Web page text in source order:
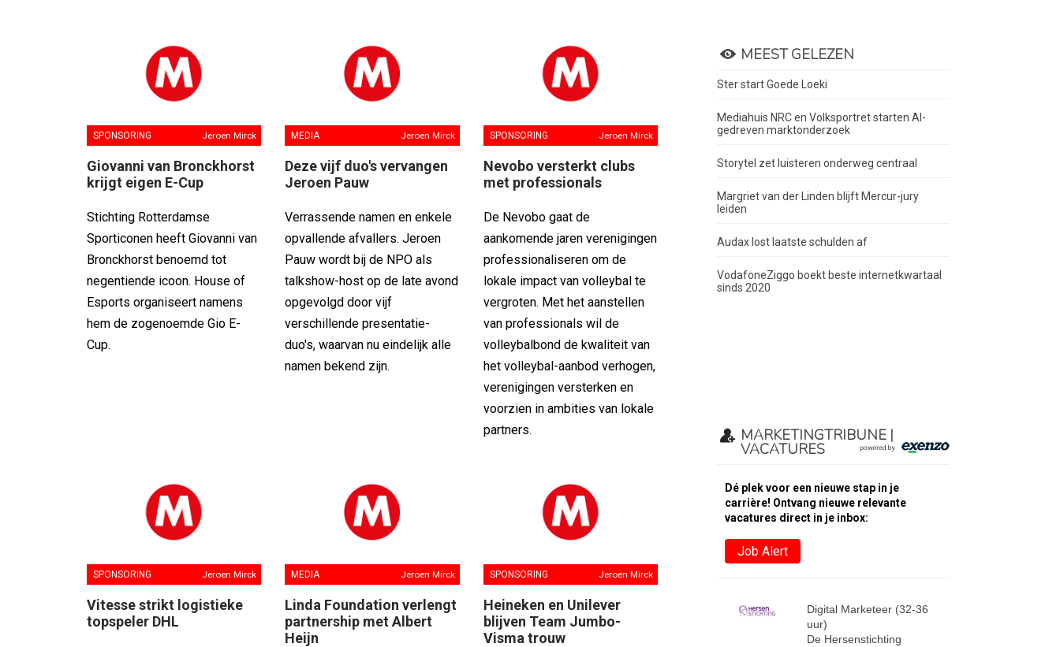
SPONSORING Jeroen Mirck
Giovanni van Bronckhorst
krijgt eigen E-Cup
Stichting Rotterdamse
Sporticonen heeft Giovanni van
Bronckhorst benoemd tot
negentiende icoon. House of
Esports organiseert namens
hem de zogenoemde Gio E-
Cup.
MEDIA Jeroen Mirck
Deze vijf duo's vervangen
Jeroen Pauw
Verrassende namen en enkele
opvallende afvallers. Jeroen
Pauw wordt bij de NPO als
talkshow-host op de late avond
opgevolgd door vijf
verschillende presentatie-
duo's, waarvan nu eindelijk alle
namen bekend zijn.
SPONSORING Jeroen Mirck
Nevobo versterkt clubs
met professionals
De Nevobo gaat de
aankomende jaren verenigingen
professionaliseren om de
lokale impact van volleybal te
vergroten. Met het aanstellen
van professionals wil de
volleybalbond de kwaliteit van
het volleybal-aanbod verhogen,
verenigingen versterken en
voorzien in ambities van lokale
partners.
SPONSORING Jeroen Mirck
Vitesse strikt logistieke
topspeler DHL
MEDIA Jeroen Mirck
Linda Foundation verlengt
partnership met Albert
Heijn
SPONSORING Jeroen Mirck
Heineken en Unilever
blijven Team Jumbo-
Visma trouw
MEEST GELEZEN
Ster start Goede Loeki
Mediahuis NRC en Volksportret starten AI-
gedreven marktonderzoek
Storytel zet luisteren onderweg centraal
Margriet van der Linden blijft Mercur-jury
leiden
Audax lost laatste schulden af
VodafoneZiggo boekt beste internetkwartaal
sinds 2020
MARKETINGTRIBUNE |
VACATURES
Dé plek voor een nieuwe stap in je
carrière! Ontvang nieuwe relevante
vacatures direct in je inbox:
Job Alert
Digital Marketeer (32-36
uur)
De Hersenstichting